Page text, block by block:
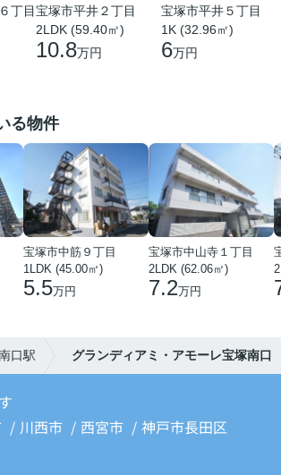
丁目宝塚市平井２丁目
2LDK (59.40㎡)
10.8万円
宝塚市平井５丁目
1K (32.96㎡)
6万円
る物件
宝塚市中筋９丁目
1LDK (45.00㎡)
5.5万円
宝塚市中山寺１丁目
2LDK (62.06㎡)
7.2万円
口駅 グランディアミ・アモーレ宝塚南口
川西市 西宮市
神戸市長田区